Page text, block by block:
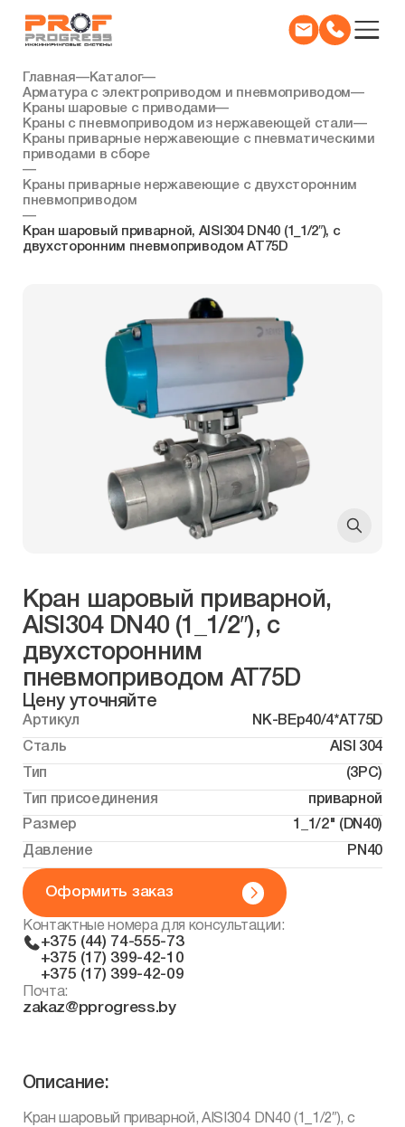
Главная—Каталог—
Арматура с электроприводом и пневмоприводом—
Краны шаровые с приводами—
Краны с пневмоприводом из нержавеющей стали—
Краны приварные нержавеющие с пневматическими
приводами в сборе
—
Краны приварные нержавеющие с двухсторонним
пневмоприводом
—
Кран шаровый приварной, AISI304 DN40 (1_1/2″), с
двухсторонним пневмоприводом AT75D
Кран шаровый приварной,
AISI304 DN40 (1_1/2″), с
двухсторонним
пневмоприводом AT75D
Цену уточняйте
Артикул
NK-BEp40/4*AT75D
Сталь
AISI 304
Тип
(3PC)
Тип присоединения
приварной
Размер
1_1/2" (DN40)
Давление
PN40
Оформить заказ
Контактные номера для консультации:
+375 (44) 74-555-73
+375 (17) 399-42-10
+375 (17) 399-42-09
Почта:
zakaz@pprogress.by
Описание:
Кран шаровый приварной, AISI304 DN40 (1_1/2″), с